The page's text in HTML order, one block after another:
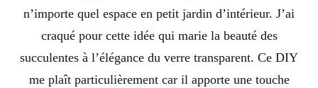
n’importe quel espace en petit jardin d’intérieur. J’ai
craqué pour cette idée qui marie la beauté des
succulentes à l’élégance du verre transparent. Ce DIY
me plaît particulièrement car il apporte une touche